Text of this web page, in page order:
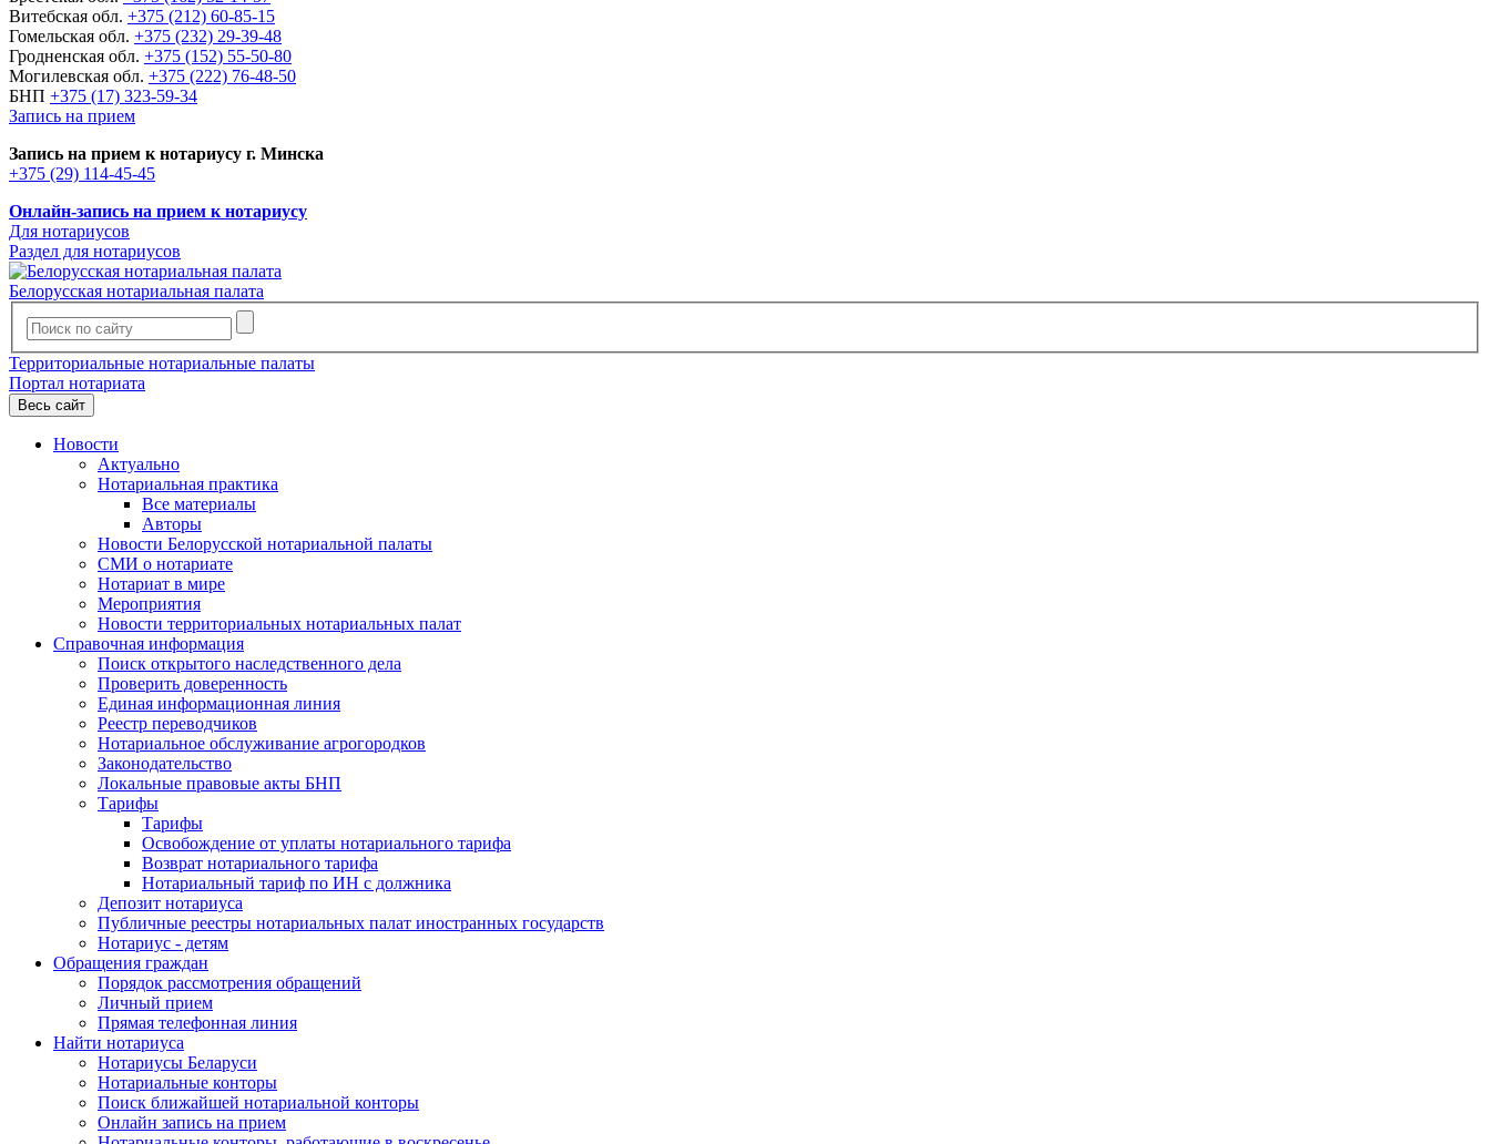
Витебская обл. +375 (212) 60-85-15
Гомельская обл. +375 (232) 29-39-48
Гродненская обл. +375 (152) 55-50-80
Могилевская обл. +375 (222) 76-48-50
БНП +375 (17) 323-59-34
Запись на прием
Запись на прием к нотариусу г. Минска
+375 (29) 114-45-45
Онлайн-запись на прием к нотариусу
Для нотариусов
Раздел для нотариусов
Белорусская нотариальная палата
Территориальные нотариальные палаты
Портал нотариата
Весь сайт
Новости
Актуально
Нотариальная практика
Все материалы
Авторы
Новости Белорусской нотариальной палаты
СМИ о нотариате
Нотариат в мире
Мероприятия
Новости территориальных нотариальных палат
Справочная информация
Поиск открытого наследственного дела
Проверить доверенность
Единая информационная линия
Реестр переводчиков
Нотариальное обслуживание агрогородков
Законодательство
Локальные правовые акты БНП
Тарифы
Тарифы
Освобождение от уплаты нотариального тарифа
Возврат нотариального тарифа
Нотариальный тариф по ИН с должника
Депозит нотариуса
Публичные реестры нотариальных палат иностранных государств
Нотариус - детям
Обращения граждан
Порядок рассмотрения обращений
Личный прием
Прямая телефонная линия
Найти нотариуса
Нотариусы Беларуси
Нотариальные конторы
Поиск ближайшей нотариальной конторы
Онлайн запись на прием